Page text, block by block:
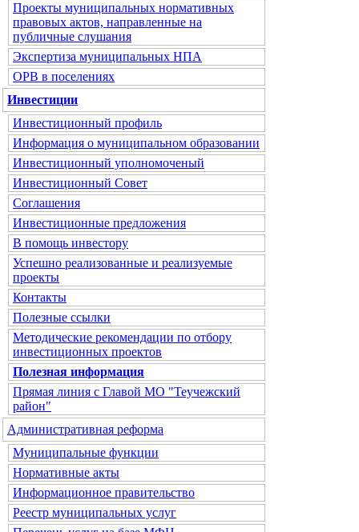
Проекты муниципальных нормативных
правовых актов, направленные на
публичные слушания
Экспертиза муниципальных НПА
ОРВ в поселениях
Инвестиции
Инвестиционный профиль
Информация о муниципальном образовании
Инвестиционный уполномоченый
Инвестиционный Совет
Соглашения
Инвестиционные предложения
В помощь инвестору
Успешно реализованные и реализуемые
проекты
Контакты
Полезные ссылки
Методические рекомендации по отбору
инвестиционных проектов
Полезная информация
Прямая линия с Главой МО "Теучежский
район"
Административная реформа
Муниципальные функции
Нормативные акты
Информационное правительство
Реестр муниципальных услуг